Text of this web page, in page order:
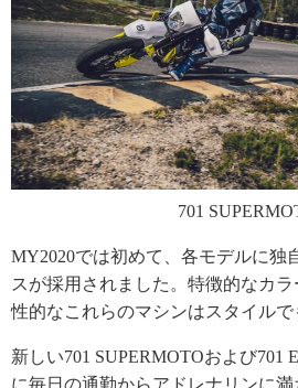
701
MY2020では初めて、各モデルに独
スが採用されました。特徴的なカ
性的なこれらのマシンはスタイルで
新しい701 SUPERMOTOおよび701